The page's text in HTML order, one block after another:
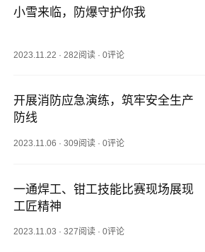
小雪来临，防爆守护你我
2023.11.22 · 282阅读 ·0评论
开展消防应急演练，筑牢安全生产
防线
2023.11.06 ·309阅读 ·0评论
一通焊工、钳工技能比赛现场展现
工匠精神
2023.11.03 ·327阅读 ·0评论